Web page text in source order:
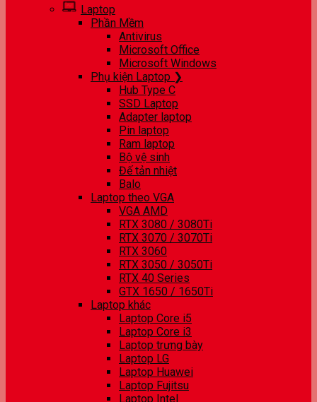
Laptop
Phần Mềm
Antivirus
Microsoft Office
Microsoft Windows
Phụ kiện Laptop ❯
Hub Type C
SSD Laptop
Adapter laptop
Pin laptop
Ram laptop
Bộ vệ sinh
Đế tản nhiệt
Balo
Laptop theo VGA
VGA AMD
RTX 3080 / 3080Ti
RTX 3070 / 3070Ti
RTX 3060
RTX 3050 / 3050Ti
RTX 40 Series
GTX 1650 / 1650Ti
Laptop khác
Laptop Core i5
Laptop Core i3
Laptop trưng bày
Laptop LG
Laptop Huawei
Laptop Fujitsu
Laptop Intel